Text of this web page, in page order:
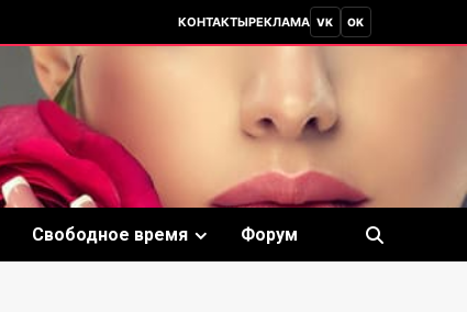
КОНТАКТЫРЕКЛАМА VK OK
Свободное время Форум